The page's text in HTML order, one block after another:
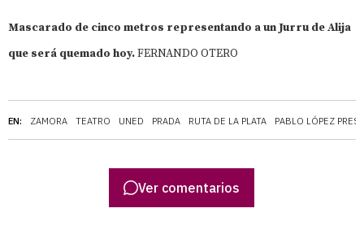
EN: ZAMORA TEATRO UNED PRADA RUTA DE LA PLATA PABLO LÓPEZ PRESA
Mascarado de cinco metros representando a un Jurru de Alija
que será quemado hoy.FERNANDO OTERO
Ver comentarios